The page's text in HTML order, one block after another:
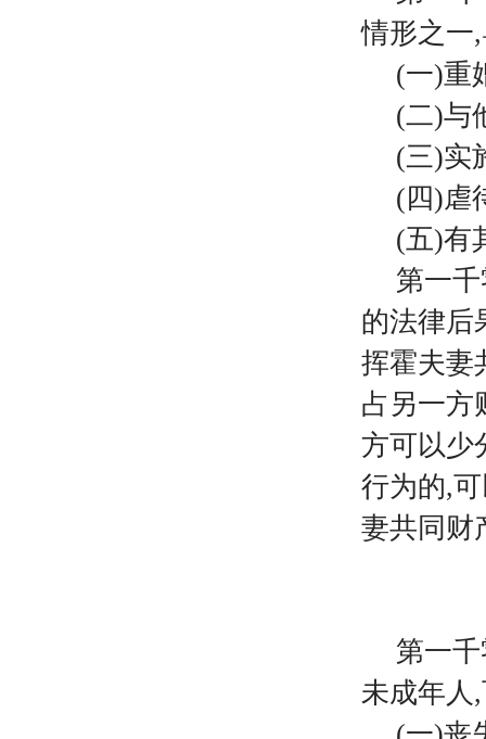
情形之一
(一)重
(二)与
(三)实
(四)虐
(五)有
第一
的法律后
挥霍夫妻
占另一方
方可以少
行为的,
妻共同财
第一
未成年人